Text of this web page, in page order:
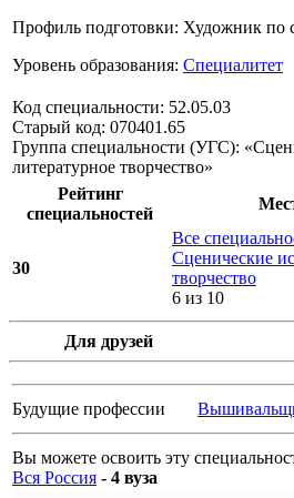
Профиль подготовки: Художник по
Уровень образования: Специалитет
Код специальности: 52.05.03
Старый код: 070401.65
Группа специальности (УГС):
литературное творчество»
Рейтинг
специальностей
30
Все
Сценические
творчество
6 из 10
Для друзей
Будущие профессии
Вы можете освоить эту
Вся Россия - 4 вуза